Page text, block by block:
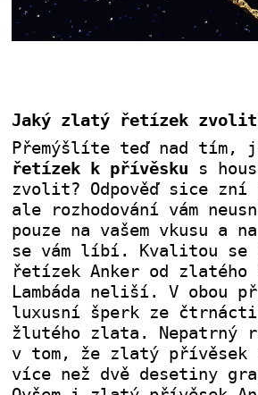
Jaký zlatý řetízek
Přemýšlíte teď nad tím,
řetízek k přívěsku s
zvolit? Odpověď sice zní
ale rozhodování vám
pouze na vašem vkusu a
se vám líbí. Kvalitou
řetízek Anker od zlatého
Lambáda neliší. V obou
luxusní šperk ze
žlutého zlata. Nepatrný
v tom, že zlatý přívěsek
více než dvě desetiny